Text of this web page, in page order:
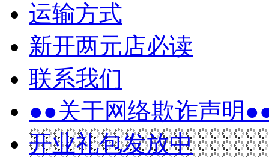
运输方式
新开两元店必读
联系我们
●●关于网络欺诈声明
开业礼包发放中